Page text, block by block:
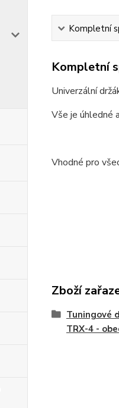
Kompletní
Kompletní
Univerzální
Vše je úhledné
Vhodné pro
Zboží
Tuningové
TRX-4 -